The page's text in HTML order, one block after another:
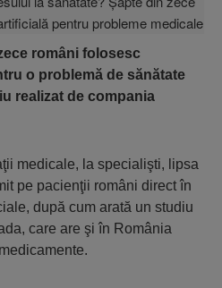
români folosesc
o problemă de sănătate
realizat de compania
medicale, la specialişti, lipsa
pe pacienţii români direct în
după cum arată un studiu
care are şi în România